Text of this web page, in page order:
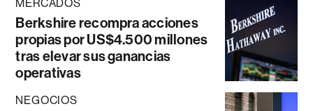
MERCADOS
Berkshire recompra acciones
propias por US$4.500 millones
tras elevar sus ganancias
operativas
NEGOCIOS